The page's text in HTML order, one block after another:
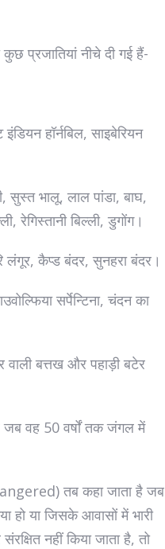
कुछ प्रजातियां नीचे दी गई हैं-
हॉर्नबिल, साइबेरियन
सुस्त भालू, लाल पांडा, बाघ,
रेगिस्तानी बिल्ली, डुगोंग।
लंगूर, कैप्ड बंदर, सुनहरा बंदर।
सर्पेन्टिना, चंदन का
वाली बत्तख और पहाड़ी बटेर
वह 50 वर्षों तक जंगल में
तब कहा जाता है जब
हो या जिसके आवासों में भारी
नहीं किया जाता है, तो